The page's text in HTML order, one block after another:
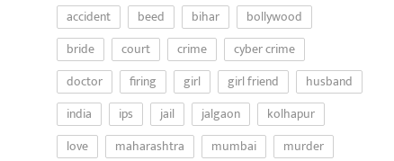
accident beed bihar
bollywood
bride
court crime
cyber crime
doctor
firing girl girl friend
husband
india
ips jail jalgaon
kolhapur
love
maharashtra mumbai
murder